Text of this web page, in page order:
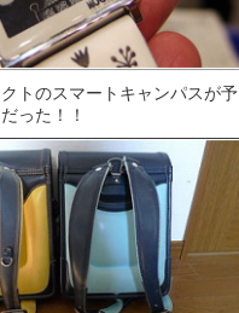
トのスマートキャンパスが予
った！！